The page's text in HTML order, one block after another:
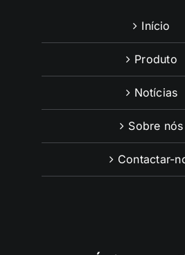
Início
Produto
Notícias
Sobre nós
Contactar-